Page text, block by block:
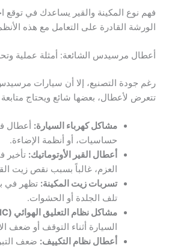
فهم نوع المكينة والقير يساعدك في توقع
الورشة القادرة على التعامل مع هذه
أعطال مرسيدس الشائعة: أمثلة عملية
رغم جودة التصنيع، إلا أن سيارات
تتعرض لأعطال، بعضها شائع ويحتاج
مشاكل كهرباء السيارة: أعطال
حساسيات، أو أنظمة الإضاءة.
أعطال القير الأوتوماتيك: تأخير
العزم، غالباً بسبب نقص زيت
تسربات زيت المكينة: تظهر في
تلف الجلدة أو الحشوات.
مشاكل نظام التعليق الهوائي (AIRMATIC):
السيارة أثناء التوقف أو ضعف
أعطال نظام التكييف: ضعف